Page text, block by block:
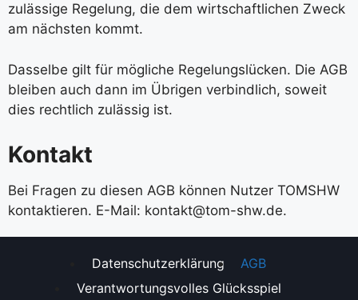
zulässige Regelung, die dem wirtschaftlichen Zweck
am nächsten kommt.
Dasselbe gilt für mögliche Regelungslücken. Die AGB
bleiben auch dann im Übrigen verbindlich, soweit
dies rechtlich zulässig ist.
Kontakt
Bei Fragen zu diesen AGB können Nutzer TOMSHW
kontaktieren. E-Mail: kontakt@tom-shw.de.
Datenschutzerklärung
AGB
Verantwortungsvolles Glücksspiel